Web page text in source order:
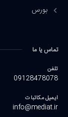
بورس
تماس یا ما
تلفن
09128478078
ایمیل مکاتبات
info@mediat.ir